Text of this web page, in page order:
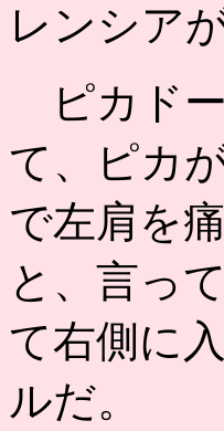
レンシア
ピカドー
て、ピカ
で左肩を
と、言っ
て右側に
ルだ。